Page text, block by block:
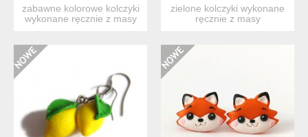
zabawne kolorowe kolczyki
wykonane ręcznie z masy
zielone kolczyki wykonane
ręcznie z masy